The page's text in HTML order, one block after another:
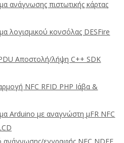
ανάγνωσης πιστωτικής κάρτας
λογισμικού κονσόλας DESFire
Αποστολή/λήψη C++ SDK
NFC RFID PHP Ιάβα &
Arduino με αναγνώστη μFR NFC